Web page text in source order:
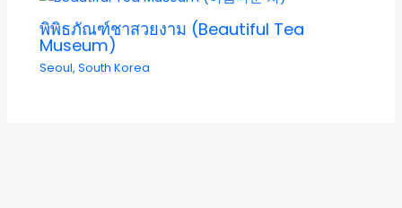
พิพิธภัณฑ์ชาสวยงาม (Beautiful Tea
Museum)
Seoul,South Korea